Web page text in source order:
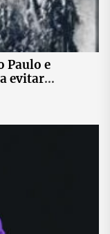
Paulo e
evitar